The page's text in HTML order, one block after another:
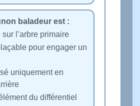
baladeur est :
l’arbre primaire
pour engager un
uniquement en
du différentiel